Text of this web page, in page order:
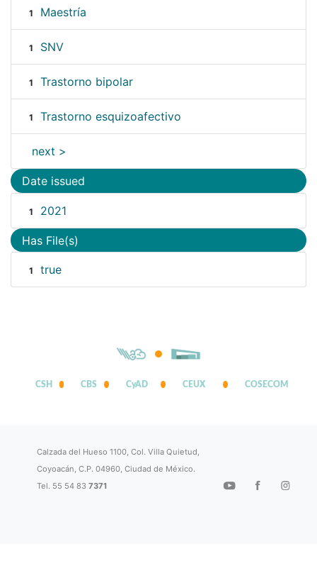
1 Maestría
1 SNV
1 Trastorno bipolar
1 Trastorno esquizoafectivo
next >
Date issued
1 2021
Has File(s)
1 true
CSH CBS CyAD CEUX COSECOM
Calzada del Hueso 1100, Col. Villa Quietud,
Coyoacán, C.P. 04960, Ciudad de México.
Tel. 55 54 837371